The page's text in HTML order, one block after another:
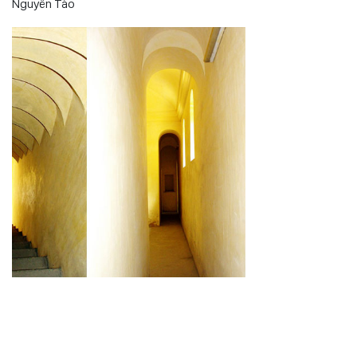
Nguyễn Tào